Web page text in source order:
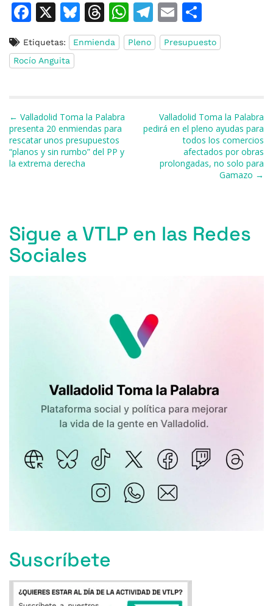
F
c
e
o
o
k
X
Bl
u
e
y
T
h
re
s
W
h
at
T
el
e
m
E
m
ai
o
m
ti
r
Etiquetas: Enmienda Pleno
Presupuesto
Rocío Anguita
Navegación de entradas
← Valladolid Toma la Palabra
presenta 20 enmiendas para
rescatar unos presupuestos
“planos y sin rumbo” del PP y
la extrema derecha
Valladolid Toma la Palabra
pedirá en el pleno ayudas para
todos los comercios
afectados por obras
prolongadas, no solo para
Gamazo →
Sigue a VTLP en las Redes
Sociales
Suscríbete